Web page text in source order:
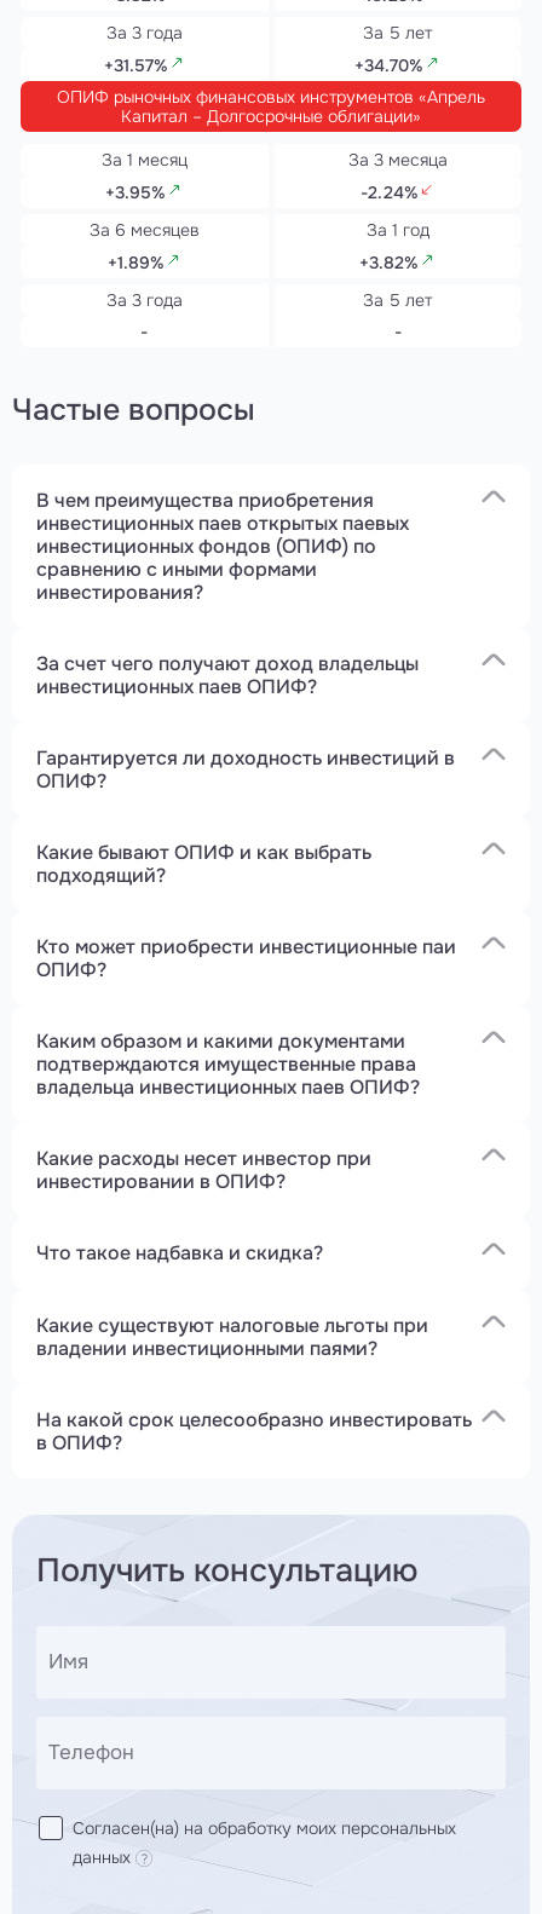
+31.57%
+34.70%
ОПИФ рыночных финансовых инструментов «Апрель
Капитал – Долгосрочные облигации»
+3.95% -2.24%
+1.89% +3.82%
- -
Частые вопросы
В чем преимущества приобретения
инвестиционных паев открытых паевых
инвестиционных фондов (ОПИФ) по
сравнению с иными формами
инвестирования?
За счет чего получают доход владельцы
инвестиционных паев ОПИФ?
Гарантируется ли доходность инвестиций в
ОПИФ?
Какие бывают ОПИФ и как выбрать
подходящий?
Кто может приобрести инвестиционные паи
ОПИФ?
Каким образом и какими документами
подтверждаются имущественные права
владельца инвестиционных паев ОПИФ?
Какие расходы несет инвестор при
инвестировании в ОПИФ?
Что такое надбавка и скидка?
Какие существуют налоговые льготы при
владении инвестиционными паями?
На какой срок целесообразно инвестировать
в ОПИФ?
Получить консультацию
Имя
Телефон
Согласен(на) на обработку моих персональных
данных